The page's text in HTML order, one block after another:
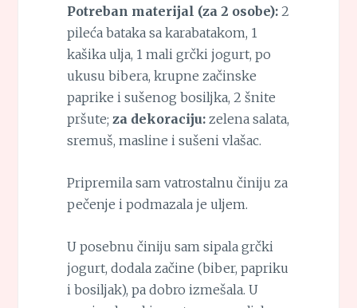
Potreban materijal (za 2 osobe):2
pileća bataka sa karabatakom, 1
kašika ulja, 1 mali grčki jogurt, po
ukusu bibera, krupne začinske
paprike i sušenog bosiljka, 2 šnite
pršute; za dekoraciju:zelena salata,
sremuš, masline i sušeni vlašac.
Pripremila sam vatrostalnu činiju za
pečenje i podmazala je uljem.
U posebnu činiju sam sipala grčki
jogurt, dodala začine (biber, papriku
i bosiljak), pa dobro izmešala. U